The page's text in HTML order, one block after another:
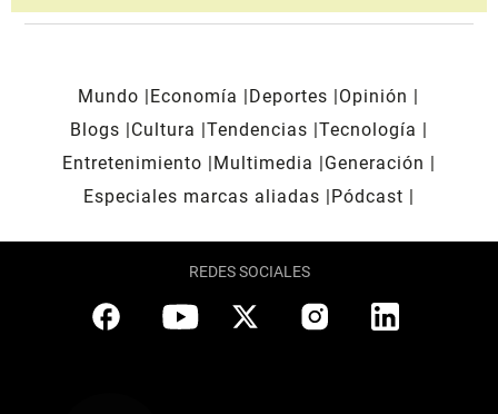
Mundo Economía Deportes
Opinión
Blogs
Cultura Tendencias Tecnología
Entretenimiento
Multimedia
Generación
Especiales marcas aliadas
Pódcast
REDES SOCIALES